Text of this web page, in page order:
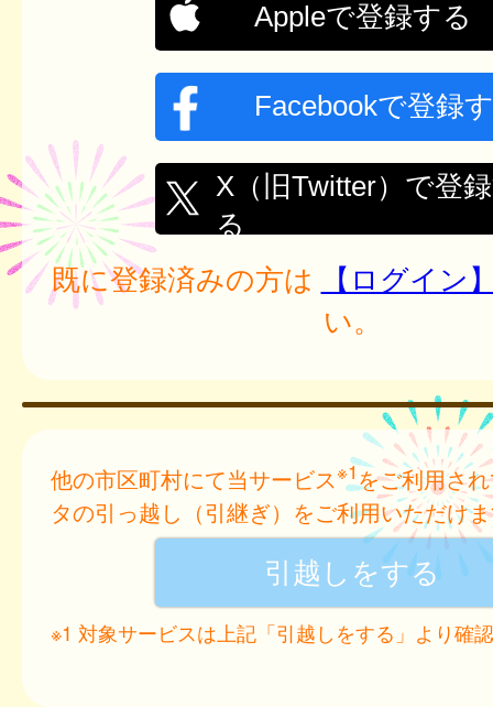
Appleで登録する
Facebookで登録
X（旧Twitter）で登
る
既に登録済みの方は
【ログイン
い。
他の市区町村にて当サービス※1をご利用さ
タの引っ越し（引継ぎ）をご利用いただけ
※1 対象サービスは上記「引越しをする」より確